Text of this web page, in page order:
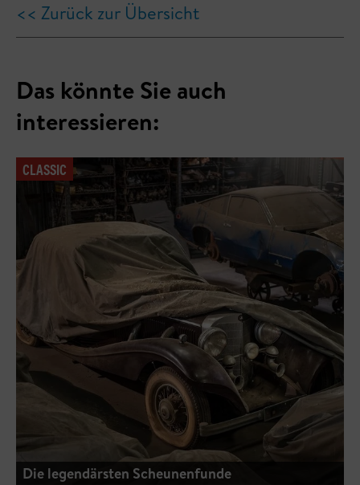
<< Zurück zur Übersicht
Das könnte Sie auch
interessieren:
CLASSIC
Die legendärsten Scheunenfunde